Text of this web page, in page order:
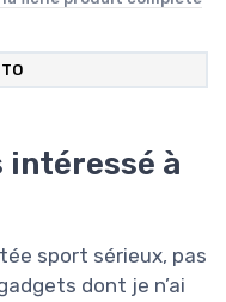
intéressé à
sport sérieux, pas
dont je n’ai